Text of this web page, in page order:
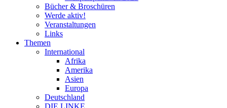
Bücher & Broschüren
Werde aktiv!
Veranstaltungen
Links
Themen
International
Afrika
Amerika
Asien
Europa
Deutschland
DIE LINKE